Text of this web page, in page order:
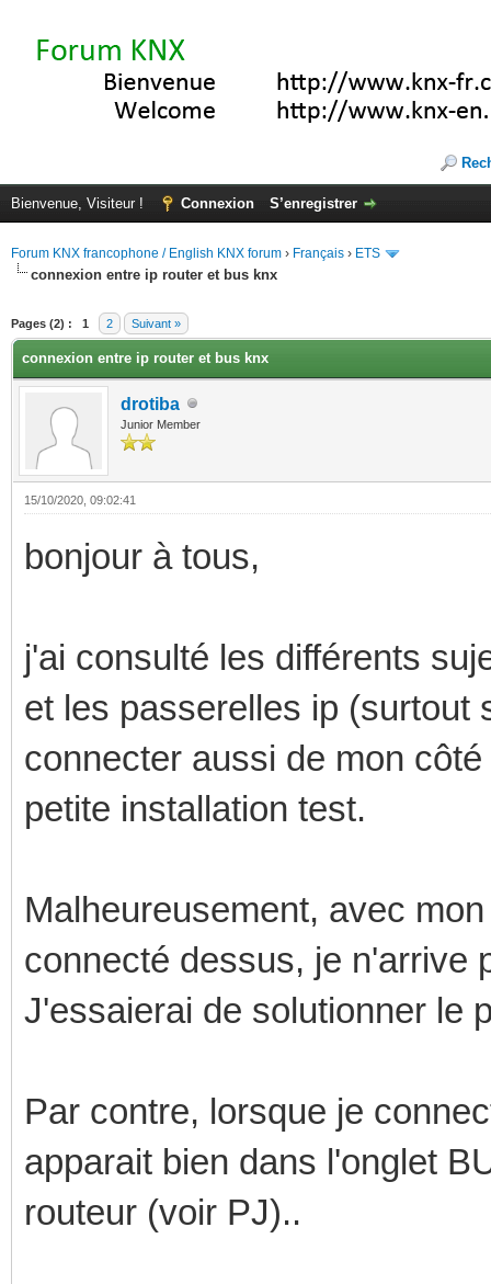
Bienvenue, Visiteur ! Connexion S’enregistrer
Forum KNX francophone / English KNX forum › Français › ETS
connexion entre ip router et bus knx
Pages (2) : 1 2 Suivant »
connexion entre ip router et bus knx
drotiba
Junior Member
15/10/2020, 09:02:41
bonjour à tous,
j'ai consulté les différents
et les passerelles ip (surtout
connecter aussi de mon
petite installation test.
Malheureusement, avec
connecté dessus, je n'arrive
J'essaierai de solutionner le
Par contre, lorsque je
apparait bien dans l'onglet
routeur (voir PJ)..